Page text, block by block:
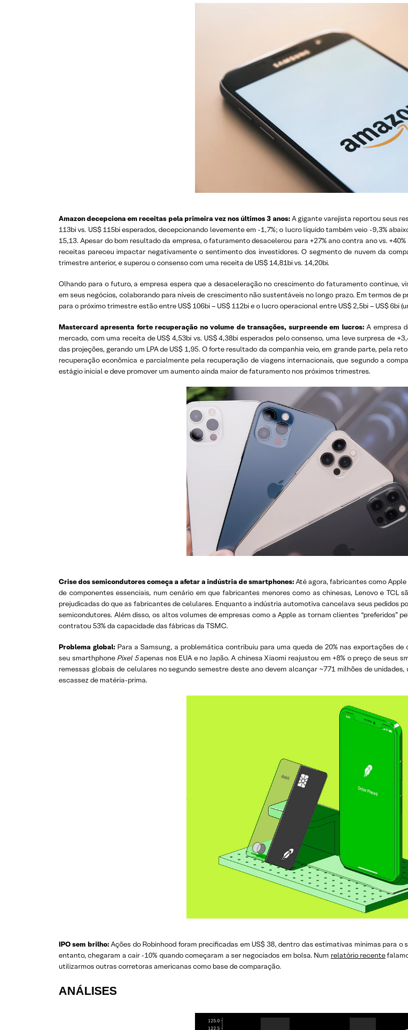
Amazon decepciona em receitas pela primeira vez nos últimos 3 anos:A gigante varejista reportou seus
113bi vs. US$ 115bi esperados, decepcionando levemente em -1,7%; o lucro líquido também veio -9,3%
15,13. Apesar do bom resultado da empresa, o faturamento desacelerou para +27% ano contra ano vs.
receitas pareceu impactar negativamente o sentimento dos investidores. O segmento de nuvem da
trimestre anterior, e superou o consenso com uma receita de US$ 14,81bi vs. 14,20bi.
Olhando para o futuro, a empresa espera que a desaceleração no crescimento do faturamento continue,
em seus negócios, colaborando para níveis de crescimento não sustentáveis no longo prazo. Em termos de
para o próximo trimestre estão entre US$ 106bi – US$ 112bi e o lucro operacional entre US$ 2,5bi – US$ 6bi
Mastercard apresenta forte recuperação no volume de transações, surpreende em lucros:A empresa
mercado, com uma receita de US$ 4,53bi vs. US$ 4,38bi esperados pelo consenso, uma leve surpresa de
das projeções, gerando um LPA de US$ 1,95. O forte resultado da companhia veio, em grande parte, pela
recuperação econômica e parcialmente pela recuperação de viagens internacionais, que segundo a
estágio inicial e deve promover um aumento ainda maior de faturamento nos próximos trimestres.
Crise dos semicondutores começa a afetar a indústria de smartphones:Até agora, fabricantes como Apple
de componentes essenciais, num cenário em que fabricantes menores como as chinesas, Lenovo e TCL
prejudicadas do que as fabricantes de celulares. Enquanto a indústria automotiva cancelava seus pedidos
semicondutores. Além disso, os altos volumes de empresas como a Apple as tornam clientes “preferidos”
contratou 53% da capacidade das fábricas da TSMC.
Problema global: Para a Samsung, a problemática contribuiu para uma queda de 20% nas exportações
seu smarthphone Pixel 5apenas nos EUA e no Japão. A chinesa Xiaomi reajustou em +8% o preço de seus
remessas globais de celulares no segundo semestre deste ano devem alcançar ~771 milhões de
escassez de matéria-prima.
IPO sem brilho:Ações do Robinhood foram precificadas em US$ 38, dentro das estimativas mínimas para o
entanto, chegaram a cair -10% quando começaram a ser negociados em bolsa. Num relatório recente
utilizarmos outras corretoras americanas como base de comparação.
ANÁLISES